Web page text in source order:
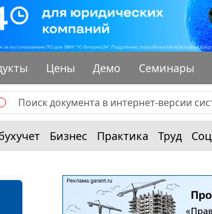
Цены Демо Семинары
Бизнес Практика Труд